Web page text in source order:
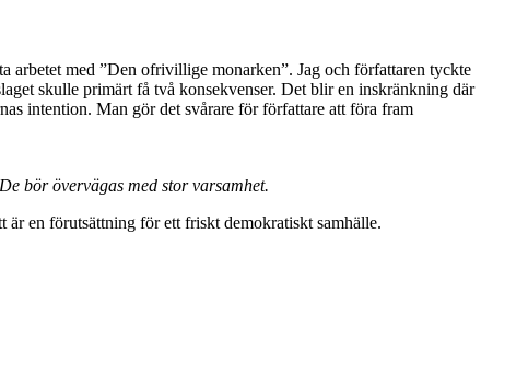
arbetet med ”Den ofrivillige monarken”. Jag och författaren tyckte
skulle primärt få två konsekvenser. Det blir en inskränkning där
intention. Man gör det svårare för författare att föra fram
bör övervägas med stor varsamhet.
en förutsättning för ett friskt demokratiskt samhälle.